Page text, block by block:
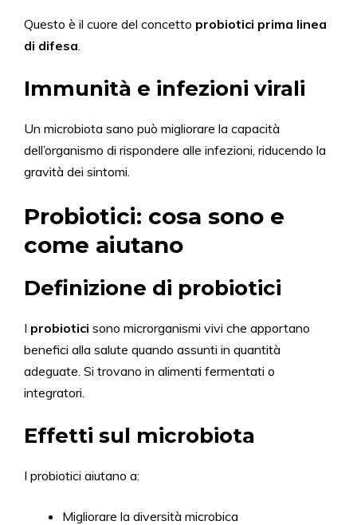
Questo è il cuore del concetto probiotici prima linea
di difesa.
Immunità e infezioni virali
Un microbiota sano può migliorare la capacità
dell’organismo di rispondere alle infezioni, riducendo la
gravità dei sintomi.
Probiotici: cosa sono e
come aiutano
Definizione di probiotici
I probiotici sono microrganismi vivi che apportano
benefici alla salute quando assunti in quantità
adeguate. Si trovano in alimenti fermentati o
integratori.
Effetti sul microbiota
I probiotici aiutano a:
Migliorare la diversità microbica